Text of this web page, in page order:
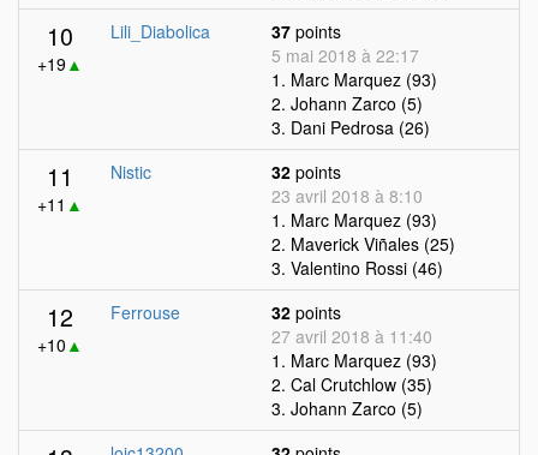
10
+19▲
Lili_Diabolica 37 points
5 mai 2018 à 22:17
1. Marc Marquez (93)
2. Johann Zarco (5)
3. Dani Pedrosa (26)
11
+11 ▲
Nistic 32 points
23 avril 2018 à 8:10
1. Marc Marquez (93)
2. Maverick Viñales (25)
3. Valentino Rossi (46)
12
+10 ▲
Ferrouse 32 points
27 avril 2018 à 11:40
1. Marc Marquez (93)
2. Cal Crutchlow (35)
3. Johann Zarco (5)